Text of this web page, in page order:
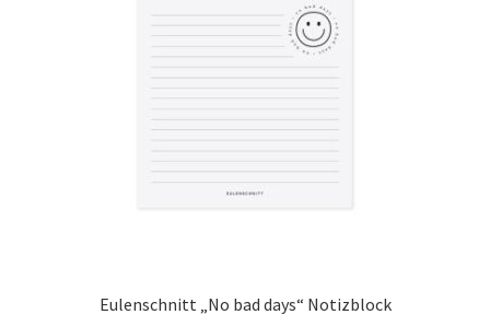
Eulenschnitt „No bad days“ Notizblock